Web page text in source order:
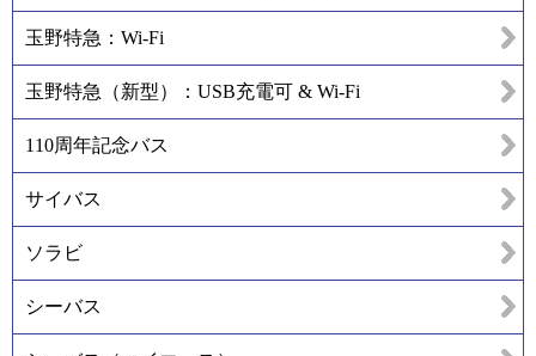
玉野特急：Wi-Fi
玉野特急（新型）：USB充電可 & Wi-Fi
110周年記念バス
サイバス
ソラビ
シーバス